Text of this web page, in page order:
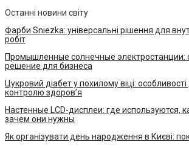
Останні новини світу
Фарби Sniezka: універсальні рішення для
робіт
Промышленные солнечные электростанции:
решение для бизнеса
Цукровий діабет у похилому віці:
контролю здоров’я
Настенные LCD-дисплеи: где используются,
зачем они нужны
Як організувати день народження в Києві: